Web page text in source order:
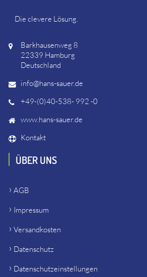
Die clevere Lösung.
Barkhausenweg 8
22339 Hamburg
Deutschland
info@hans-sauer.de
+49-(0)40-538- 992 -0
www.hans-sauer.de
Kontakt
ÜBER UNS
AGB
Impressum
Versandkosten
Datenschutz
Datenschutzeinstellungen